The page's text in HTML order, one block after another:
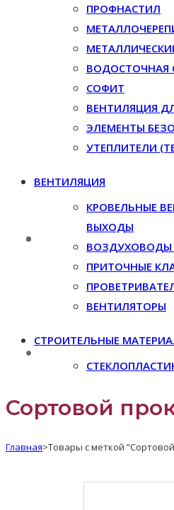
ПРОФНАСТИЛ
ВОДОСТОЧНАЯ
СОФИТ
ВЕНТИЛЯЦИЯ
ЭЛЕМЕНТЫ
УТЕПЛИТЕЛИ
ВЕНТИЛЯЦИЯ
КРОВЕЛЬНЫЕ
ВЫХОДЫ
ВОЗДУХОВОДЫ
ПРИТОЧНЫЕ
ВЕНТИЛЯТОРЫ
СТРОИТЕЛЬНЫЕ
Сортовой
Главная>Товары с меткой